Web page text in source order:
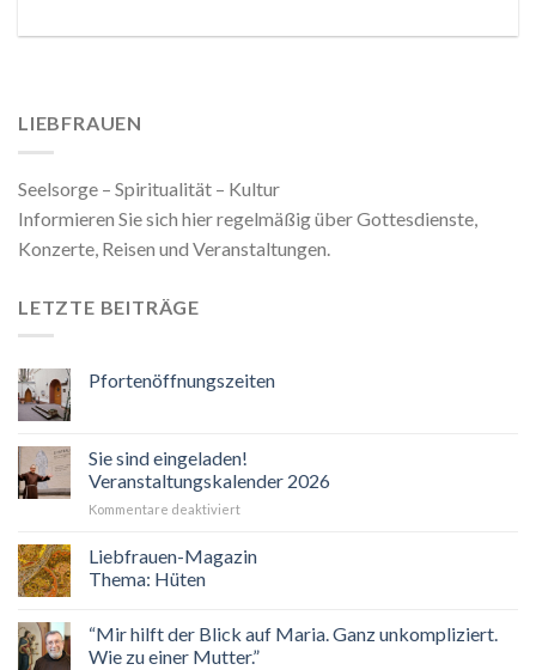
LIEBFRAUEN
Seelsorge – Spiritualität – Kultur
Informieren Sie sich hier regelmäßig über Gottesdienste,
Konzerte, Reisen und Veranstaltungen.
LETZTE BEITRÄGE
Pfortenöffnungszeiten
Sie sind eingeladen!
Veranstaltungskalender 2026
Kommentare deaktiviertfür
sind
Liebfrauen-Magazin
Thema: Hüten
“Mir hilft der Blick auf Maria. Ganz unkompliziert.
Wie zu einer Mutter.”